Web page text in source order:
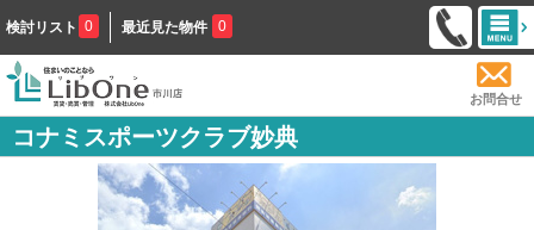
検討リスト 0 最近見た物件 0
お問合せ
コナミスポーツクラブ妙典